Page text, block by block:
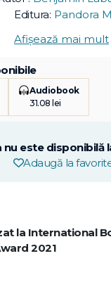
Editura: Pandora M
Afișează mai mult
Audiobook
31.08 lei
nu este disponibilă
Adaugă la
la International
2021